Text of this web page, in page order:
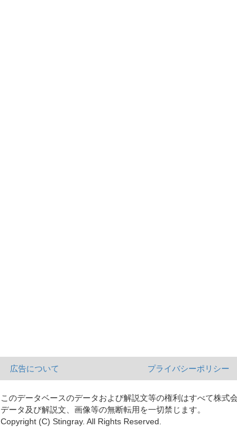
広告について プライバシーポリシー
このデータベースのデータおよび解説文等の権利はすべて株式
データ及び解説文、画像等の無断転用を一切禁じます。
Copyright (C) Stingray. All Rights Reserved.